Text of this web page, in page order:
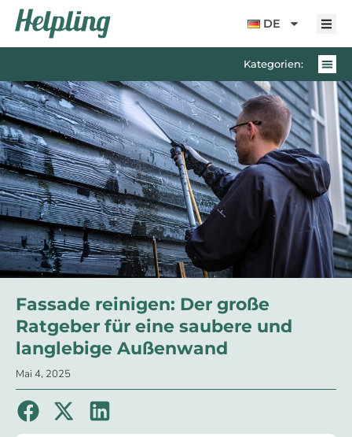
springen
DE
Kategorien:
Fassade reinigen: Der große
Ratgeber für eine saubere und
langlebige Außenwand
Mai 4, 2025